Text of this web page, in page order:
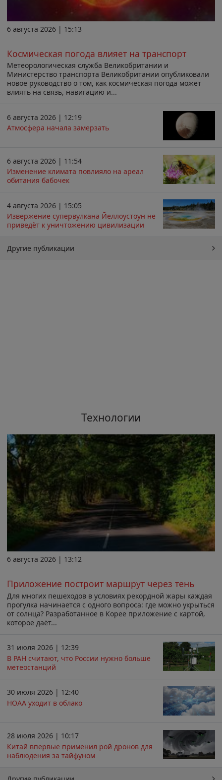
6 августа 2026 | 15:13
Космическая погода влияет на транспорт
Метеорологическая служба Великобритании и
Министерство транспорта Великобритании опубликовали
новое руководство о том, как космическая погода может
влиять на связь, навигацию и...
6 августа 2026 | 12:19
Атмосфера начала замерзать
6 августа 2026 | 11:54
Изменение климата повлияло на ареал
обитания бабочек
4 августа 2026 | 15:05
Извержение супервулкана Йеллоустоун не
приведёт к уничтожению цивилизации
Другие публикации
Технологии
6 августа 2026 | 13:12
Приложение построит маршрут через тень
Для многих пешеходов в условиях рекордной жары каждая
прогулка начинается с одного вопроса: где можно укрыться
от солнца? Разработанное в Корее приложение с картой,
которое даёт...
31 июля 2026 | 12:39
В РАН считают, что России нужно больше
метеостанций
30 июля 2026 | 12:40
НОАА уходит в облако
28 июля 2026 | 10:17
Китай впервые применил рой дронов для
наблюдения за тайфуном